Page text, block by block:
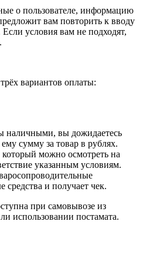
о пользователе, информацию
вам повторить к вводу
условия вам не подходят,
вариантов оплаты:
наличными, вы дожидаетесь
сумму за товар в рублях.
который можно осмотреть на
указанным условиям.
и получает чек.
при самовывозе из
использовании постамата.